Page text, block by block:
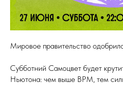
Мировое правительство
Субботний Самоцвет будет
Ньютона: чем выше BPM, тем